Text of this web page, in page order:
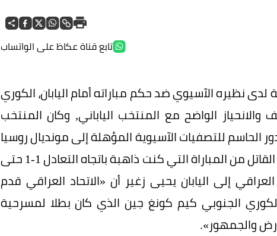
تابع قناة عكاظ على الواتساب
نظيره الآسيوي ضد حكم مباراته أمام اليابان، الكوري
الواضح مع المنتخب الياباني, وكان المنتخب
الحاسم للتصفيات الآسيوية المؤهلة إلى مونديال روسيا
2018 أمام اليابان (1-2) في سايتاما في الوقت القاتل من المباراة التي كنت ذاهبة باتجاه التعادل 1-1 حتى
العراقي إلى اليابان يحيى زغير أن «الاتحاد العراقي قدم
الجنوبي كيم كونغ جين الذي كان بطلا لمسرحية
والجمهور».